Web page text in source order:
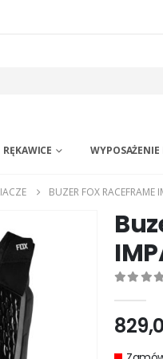
RĘKAWICE
BUZER FOX RACEFRAME